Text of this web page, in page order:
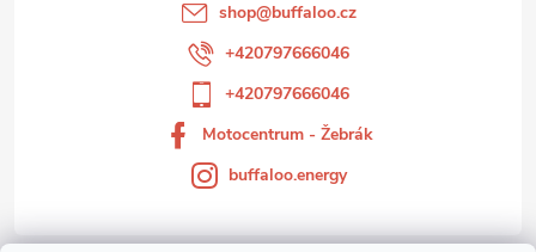
shop@buffaloo.cz
+420797666046
+420797666046
Motocentrum - Žebrák
buffaloo.energy